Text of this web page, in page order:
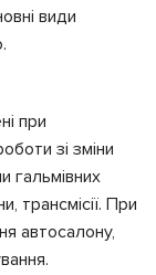
види
при
зі зміни
гальмівних
трансмісії. При
автосалону,